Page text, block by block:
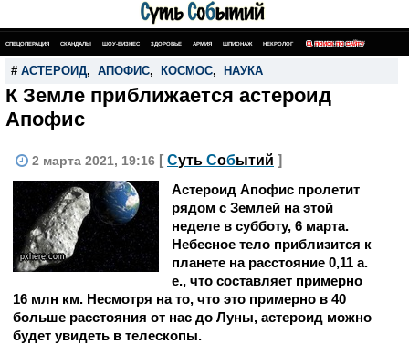
СПЕЦОПЕРАЦИЯ СКАНДАЛЫ ШОУ-БИЗНЕС ЗДОРОВЬЕ АРМИЯ ШПИОНАЖ НЕКРОЛОГ ПОИСК ПО САЙТУ
# АСТЕРОИД, АПОФИС, КОСМОС, НАУКА
К Земле приближается астероид
Апофис
2 марта 2021, 19:16 [ Суть Событий ]
pxhere.com
Астероид Апофис пролетит
рядом с Землей на этой
неделе в субботу, 6 марта.
Небесное тело приблизится к
планете на расстояние 0,11 а.
е., что составляет примерно
16 млн км. Несмотря на то, что это примерно в 40
больше расстояния от нас до Луны, астероид можно
будет увидеть в телескопы.